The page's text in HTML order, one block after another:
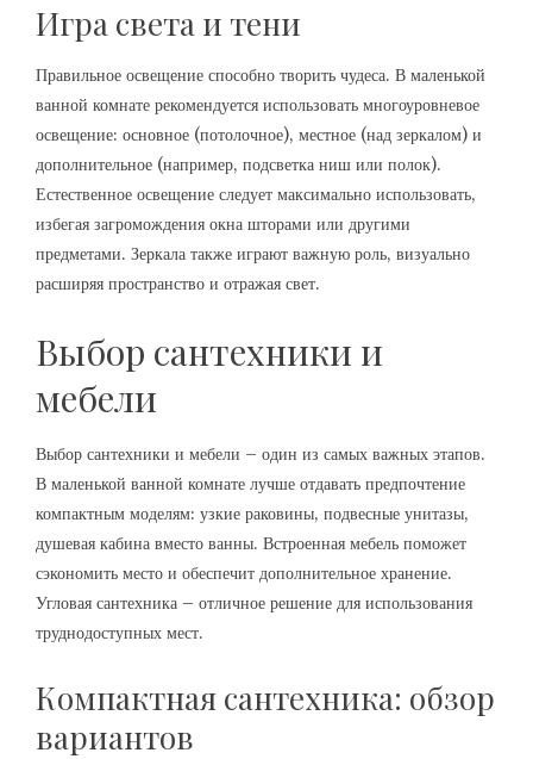
Игра света и тени
Правильное освещение способно творить чудеса. В маленькой
ванной комнате рекомендуется использовать многоуровневое
освещение: основное (потолочное), местное (над зеркалом) и
дополнительное (например, подсветка ниш или полок).
Естественное освещение следует максимально использовать,
избегая загромождения окна шторами или другими
предметами. Зеркала также играют важную роль, визуально
расширяя пространство и отражая свет.
Выбор сантехники и
мебели
Выбор сантехники и мебели – один из самых важных этапов.
В маленькой ванной комнате лучше отдавать предпочтение
компактным моделям: узкие раковины, подвесные унитазы,
душевая кабина вместо ванны. Встроенная мебель поможет
сэкономить место и обеспечит дополнительное хранение.
Угловая сантехника – отличное решение для использования
труднодоступных мест.
Компактная сантехника: обзор
вариантов